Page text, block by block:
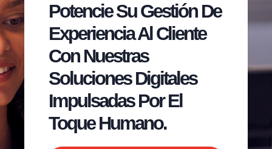
Potencie Su Gestión De
Experiencia Al Cliente
Con Nuestras
Soluciones Digitales
Impulsadas Por El
Toque Humano.